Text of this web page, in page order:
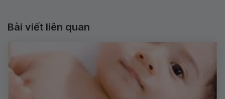
Bài viết liên quan